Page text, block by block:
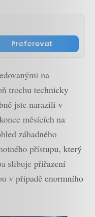
Preferovat
na
trochu technicky
jste narazili v
měsících na
záhadného
přístupu, který
slibuje přiřazení
v případě enormního